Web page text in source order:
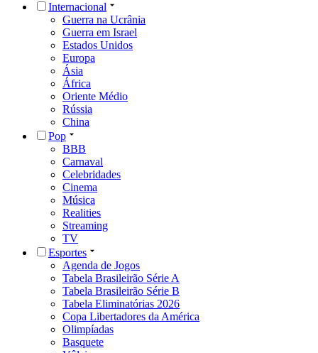
Internacional
Guerra na Ucrânia
Guerra em Israel
Estados Unidos
Europa
Ásia
África
Oriente Médio
Rússia
China
Pop
BBB
Carnaval
Celebridades
Cinema
Música
Realities
Streaming
TV
Esportes
Agenda de Jogos
Tabela Brasileirão Série A
Tabela Brasileirão Série B
Tabela Eliminatórias 2026
Copa Libertadores da América
Olimpíadas
Basquete